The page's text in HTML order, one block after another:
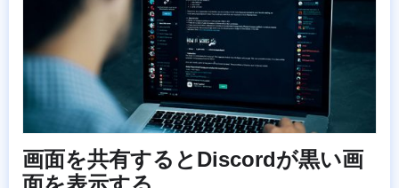
画面を共有するとDiscordが黒い画